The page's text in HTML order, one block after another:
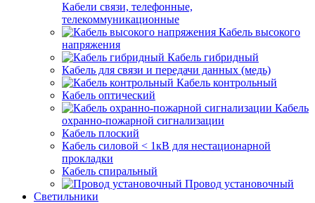
Кабели связи, телефонные,
телекоммуникационные
Кабель высокого
напряжения
Кабель гибридный
Кабель для связи и передачи данных (медь)
Кабель контрольный
Кабель оптический
Кабель
охранно-пожарной сигнализации
Кабель плоский
Кабель силовой < 1кВ для нестационарной
прокладки
Кабель спиральный
Провод установочный
Светильники